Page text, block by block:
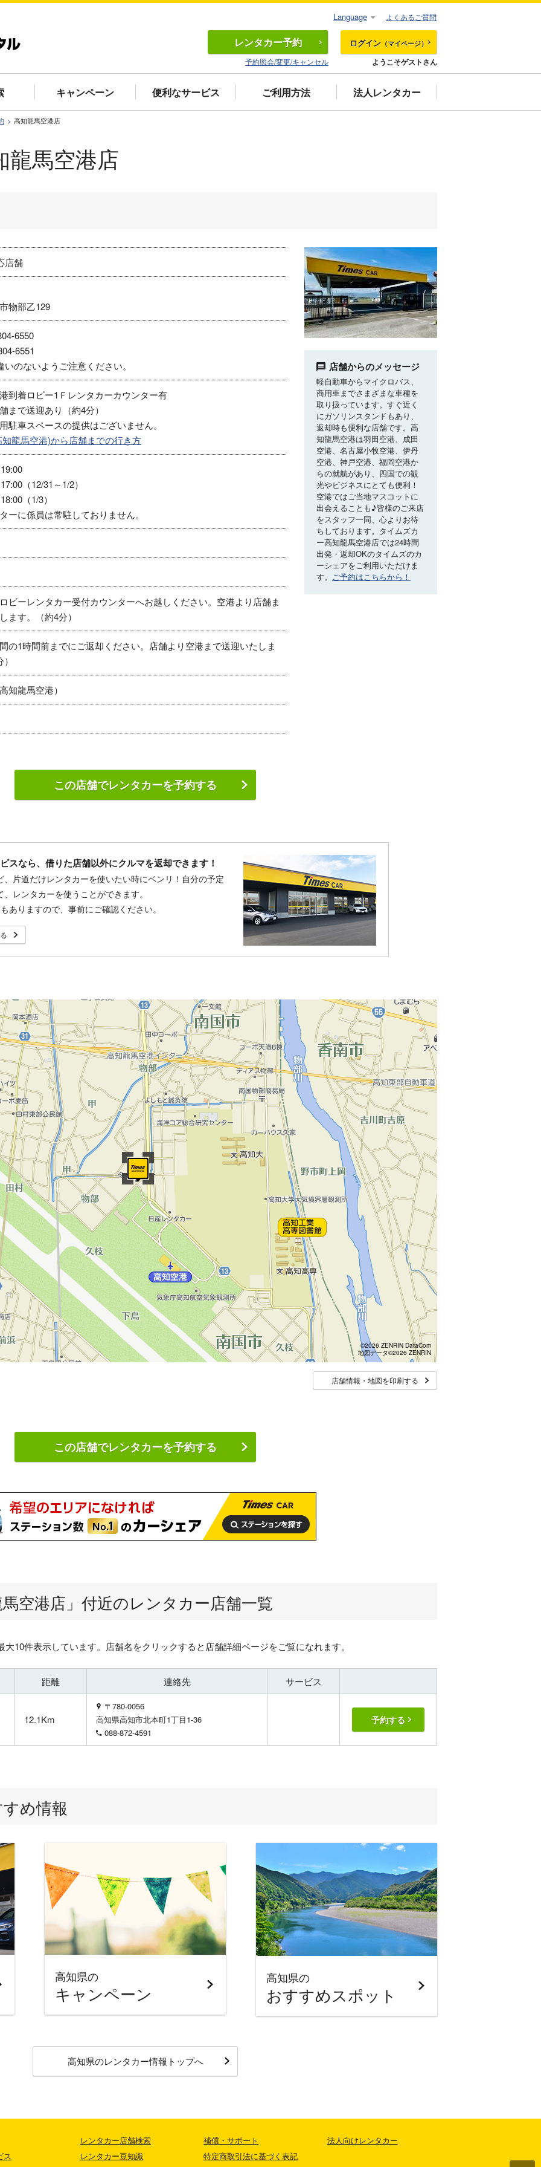
レンタカー予約
予約照会/変更/キャンセル
ログイン （マイページ）
ようこそゲストさん
キャンペーン 便利なサービス ご利用方法 法人レンタカー
よくあるご質問
Language
高知龍馬空港店
龍馬空港店
店舗
物部乙129
6550
6551
のないようご注意ください。
到着ロビー1Ｆレンタカーカウンター有
まで送迎あり（約4分）
駐車スペースの提供はございません。
龍馬空港)から店舗までの行き方
（12/31～1/2）
（1/3）
ーに係員は常駐しておりません。
ビーレンタカー受付カウンターへお越しください。空港より店舗ま
ます。（約4分）
の1時間前までにご返却ください。店舗より空港まで送迎いたしま
知龍馬空港）
店舗からのメッセージ
軽自動車からマイクロバス、
商用車までさまざまな車種を
取り扱っています。すぐ近く
にガソリンスタンドもあり、
返却時も便利な店舗です。高
知龍馬空港は羽田空港、成田
空港、名古屋小牧空港、伊丹
空港、神戸空港、福岡空港か
らの就航があり、四国での観
光やビジネスにとても便利！
空港ではご当地マスコットに
出会えることも♪皆様のご来店
をスタッフ一同、心よりお待
ちしております。タイムズカ
ー高知龍馬空港店では24時間
出発・返却OKのタイムズのカ
ーシェアをご利用いただけま
す。 ご予約はこちらから！
この店舗でレンタカーを予約する
スなら、借りた店舗以外にクルマを返却できます！
片道だけレンタカーを使いたい時にベンリ！自分の予定
レンタカーを使うことができます。
ありますので、事前にご確認ください。
©2026 ZENRIN DataCom
地図データ©2026 ZENRIN
店舗情報・地図を印刷する
この店舗でレンタカーを予約する
空港店 」付近のレンタカー店舗一覧
10件表示しています。店舗名をクリックすると店舗詳細ページをご覧になれます。
距離 連絡先 サービス
12.1Km
〒780-0056
高知県高知市北本町1丁目1-36
088-872-4591
予約する
め情報
高知県の
キャンペーン
高知県の
おすすめスポット
高知県のレンタカー情報トップへ
ス
レンタカー店舗検索
レンタカー豆知識
補償・サポート
特定商取引法に基づく表記
法人向けレンタカー